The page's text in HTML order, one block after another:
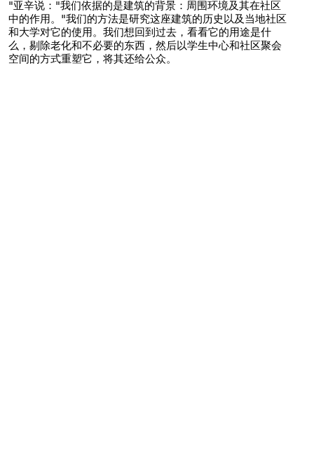
"亚辛说："我们依据的是建筑的背景：周围环境及其在社区
中的作用。"我们的方法是研究这座建筑的历史以及当地社区
和大学对它的使用。我们想回到过去，看看它的用途是什
么，剔除老化和不必要的东西，然后以学生中心和社区聚会
空间的方式重塑它，将其还给公众。